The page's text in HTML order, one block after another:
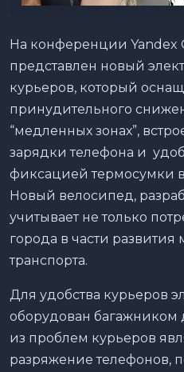
На конференции Yandex
представлен новый
курьеров, который
принудительного
“медленных зонах”,
зарядки телефона и
фиксацией термосумки
Новый велосипед,
учитывает не только
города в части
транспорта.
Для удобства курьеров
оборудован
из проблем курьеров
разряжение телефонов,